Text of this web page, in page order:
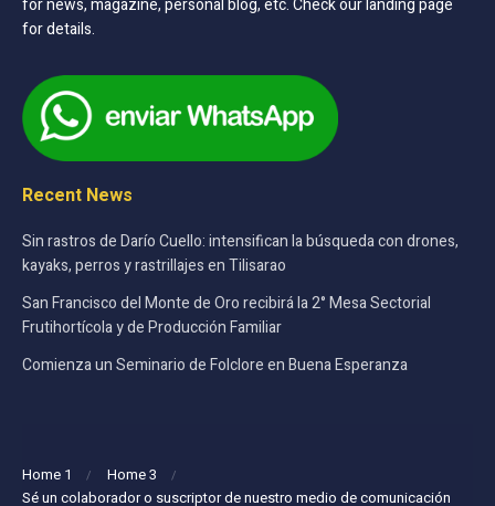
for news, magazine, personal blog, etc. Check our landing page
for details.
Recent News
Sin rastros de Darío Cuello: intensifican la búsqueda con drones,
kayaks, perros y rastrillajes en Tilisarao
San Francisco del Monte de Oro recibirá la 2° Mesa Sectorial
Frutihortícola y de Producción Familiar
Comienza un Seminario de Folclore en Buena Esperanza
Home 1
Home 3
Sé un colaborador o suscriptor de nuestro medio de comunicación